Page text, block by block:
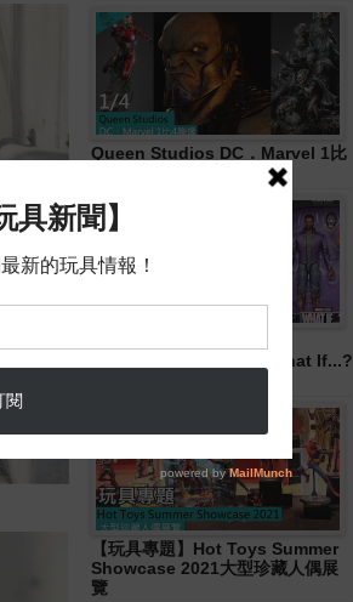
Queen Studios DC．Marvel 1比
Legends《Disney+ 》What If...?
【玩具專題】Hot Toys Summer
Showcase 2021大型珍藏人偶展
覽